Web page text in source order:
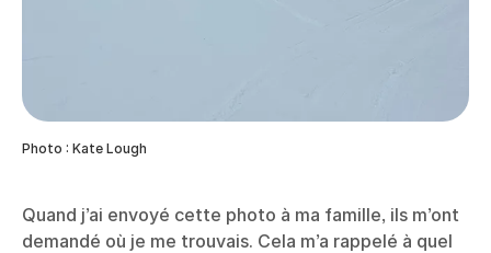
Photo : Kate Lough
Quand j’ai envoyé cette photo à ma famille, ils m’ont
demandé où je me trouvais. Cela m’a rappelé à quel